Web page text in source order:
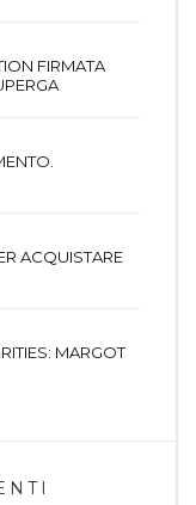
FIRMATA
ACQUISTARE
MARGOT